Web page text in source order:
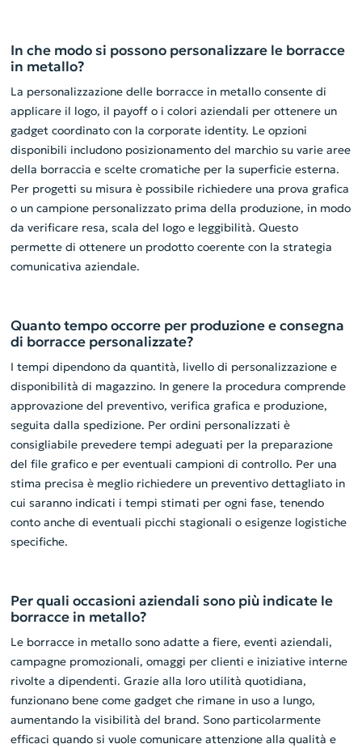
In che modo si possono personalizzare le borracce
in metallo?
La personalizzazione delle borracce in metallo consente di
applicare il logo, il payoff o i colori aziendali per ottenere un
gadget coordinato con la corporate identity. Le opzioni
disponibili includono posizionamento del marchio su varie aree
della borraccia e scelte cromatiche per la superficie esterna.
Per progetti su misura è possibile richiedere una prova grafica
o un campione personalizzato prima della produzione, in modo
da verificare resa, scala del logo e leggibilità. Questo
permette di ottenere un prodotto coerente con la strategia
comunicativa aziendale.
Quanto tempo occorre per produzione e consegna
di borracce personalizzate?
I tempi dipendono da quantità, livello di personalizzazione e
disponibilità di magazzino. In genere la procedura comprende
approvazione del preventivo, verifica grafica e produzione,
seguita dalla spedizione. Per ordini personalizzati è
consigliabile prevedere tempi adeguati per la preparazione
del file grafico e per eventuali campioni di controllo. Per una
stima precisa è meglio richiedere un preventivo dettagliato in
cui saranno indicati i tempi stimati per ogni fase, tenendo
conto anche di eventuali picchi stagionali o esigenze logistiche
specifiche.
Per quali occasioni aziendali sono più indicate le
borracce in metallo?
Le borracce in metallo sono adatte a fiere, eventi aziendali,
campagne promozionali, omaggi per clienti e iniziative interne
rivolte a dipendenti. Grazie alla loro utilità quotidiana,
funzionano bene come gadget che rimane in uso a lungo,
aumentando la visibilità del brand. Sono particolarmente
efficaci quando si vuole comunicare attenzione alla qualità e